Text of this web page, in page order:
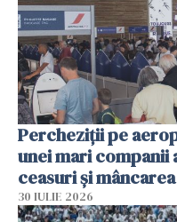
Percheziții pe
unei mari
ceasuri și
30 IULIE 2026